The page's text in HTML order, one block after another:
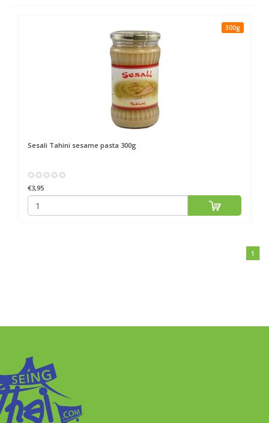
300g
Sesali Tahini sesame pasta 300g
€3,95
1